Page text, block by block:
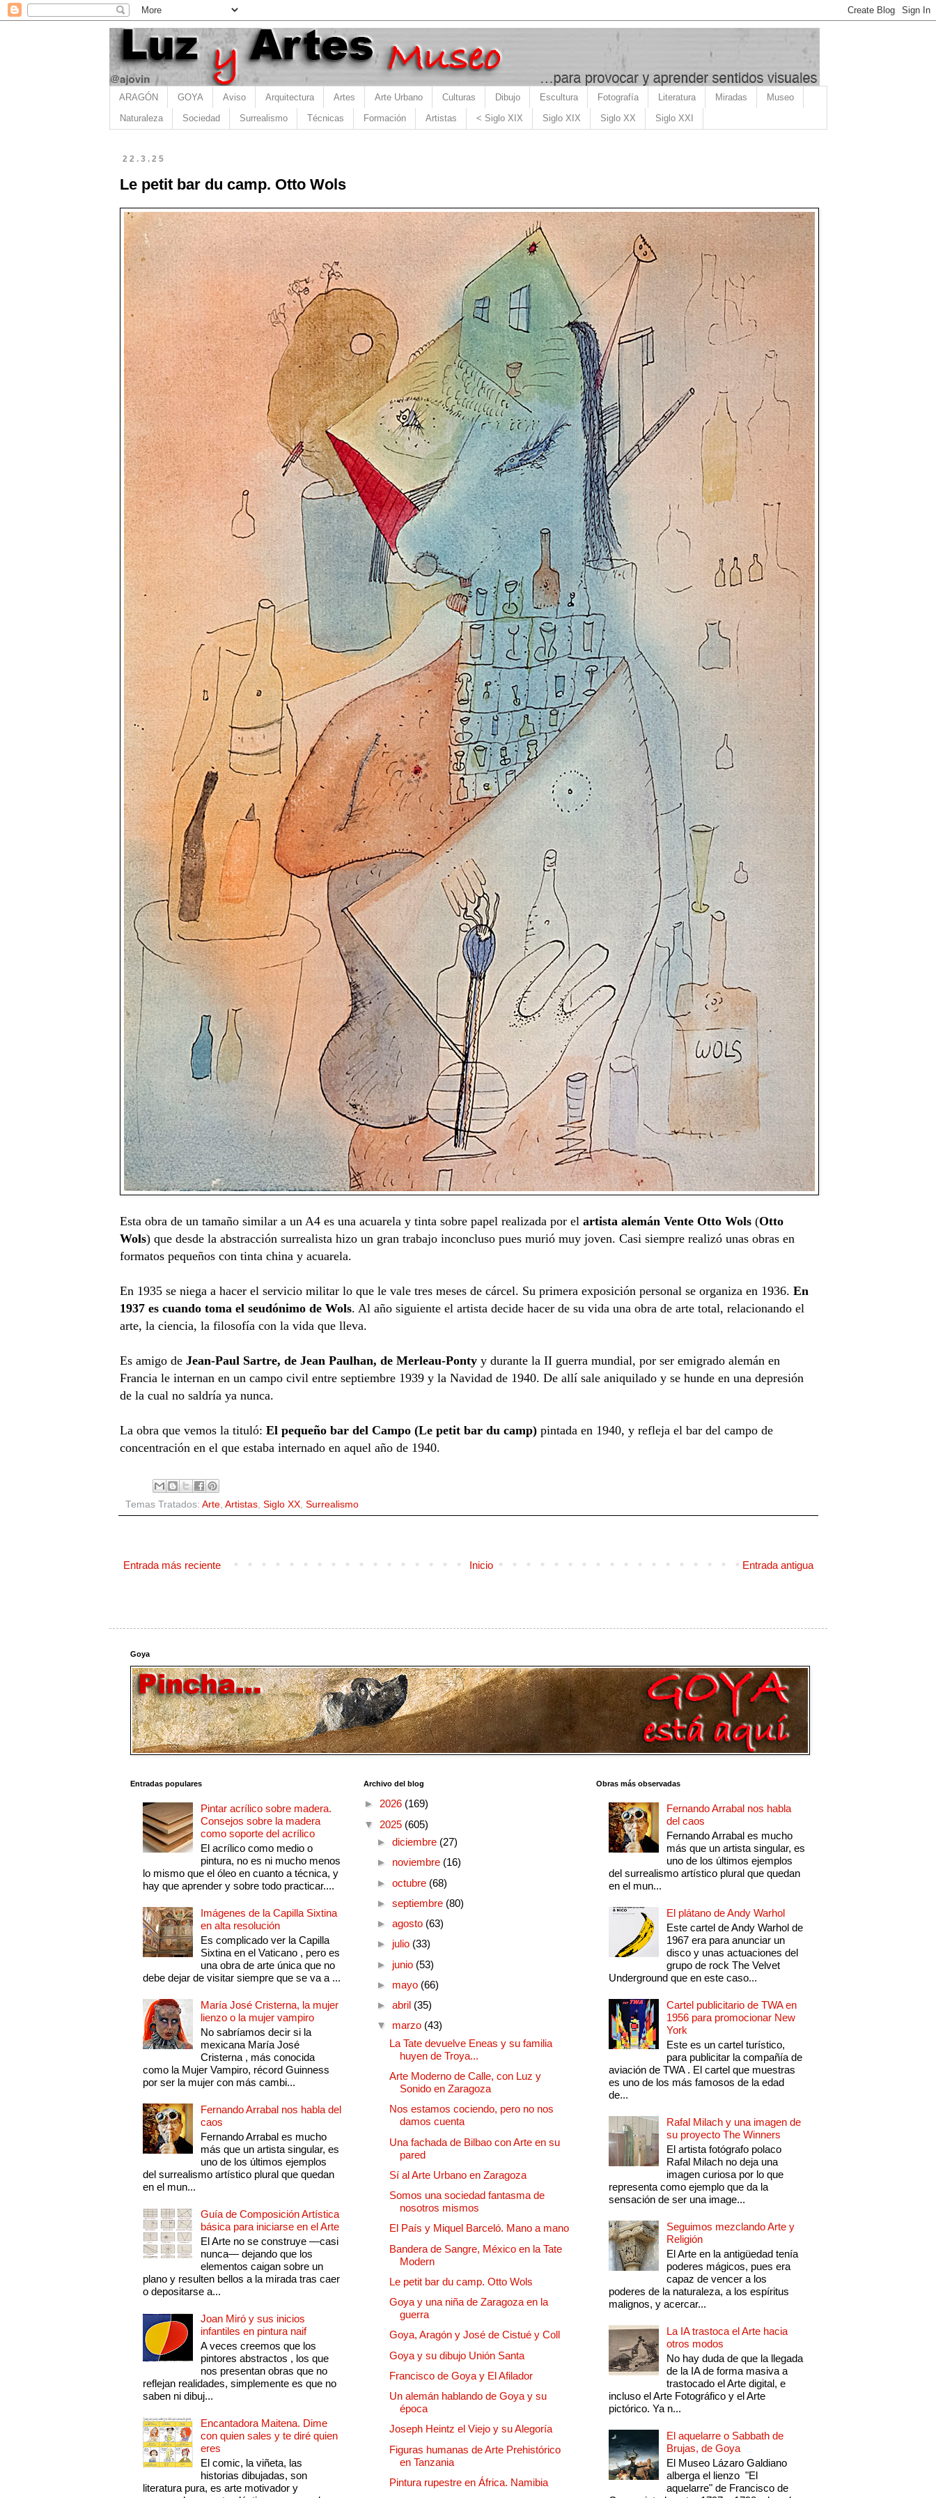
ARAGÓN GOYA Aviso Arquitectura Artes Arte Urbano Culturas Dibujo Escultura Fotografía Literatura Miradas Museo
Naturaleza Sociedad Surrealismo Técnicas Formación Artistas < Siglo XIX Siglo XIX Siglo XX Siglo XXI
22.3.25
Le petit bar du camp. Otto Wols
Esta obra de un tamaño similar a un A4 es una acuarela y tinta sobre papel realizada por el artista alemán Vente Otto Wols(Otto
Wols) que desde la abstracción surrealista hizo un gran trabajo inconcluso pues murió muy joven. Casi siempre realizó unas obras en
formatos pequeños con tinta china y acuarela.
En 1935 se niega a hacer el servicio militar lo que le vale tres meses de cárcel. Su primera exposición personal se organiza en 1936. En
1937 es cuando toma el seudónimo de Wols. Al año siguiente el artista decide hacer de su vida una obra de arte total, relacionando el
arte, la ciencia, la filosofía con la vida que lleva.
Es amigo de Jean-Paul Sartre, de Jean Paulhan, de Merleau-Pontyy durante la II guerra mundial, por ser emigrado alemán en
Francia le internan en un campo civil entre septiembre 1939 y la Navidad de 1940. De allí sale aniquilado y se hunde en una depresión
de la cual no saldría ya nunca.
La obra que vemos la tituló: El pequeño bar del Campo (Le petit bar du camp)pintada en 1940, y refleja el bar del campo de
concentración en el que estaba internado en aquel año de 1940.
Temas Tratados: Arte, Artistas, Siglo XX, Surrealismo
Entrada más reciente Entrada antigua
Inicio
Goya
Entradas populares
Pintar acrílico sobre madera.
Consejos sobre la madera
como soporte del acrílico
El acrílico como medio o
pintura, no es ni mucho menos
lo mismo que el óleo en cuanto a técnica, y
hay que aprender y sobre todo practicar....
Imágenes de la Capilla Sixtina
en alta resolución
Es complicado ver la Capilla
Sixtina en el Vaticano , pero es
una obra de arte única que no
debe dejar de visitar siempre que se va a ...
María José Cristerna, la mujer
lienzo o la mujer vampiro
No sabríamos decir si la
mexicana María José
Cristerna , más conocida
como la Mujer Vampiro, récord Guinness
por ser la mujer con más cambi...
Fernando Arrabal nos habla del
caos
Fernando Arrabal es mucho
más que un artista singular, es
uno de los últimos ejemplos
del surrealismo artístico plural que quedan
en el mun...
Guía de Composición Artística
básica para iniciarse en el Arte
El Arte no se construye —casi
nunca— dejando que los
elementos caigan sobre un
plano y resulten bellos a la mirada tras caer
o depositarse a...
Joan Miró y sus inicios
infantiles en pintura naif
A veces creemos que los
pintores abstractos , los que
nos presentan obras que no
reflejan realidades, simplemente es que no
saben ni dibuj...
Encantadora Maitena. Dime
con quien sales y te diré quien
eres
El comic, la viñeta, las
historias dibujadas, son
literatura pura, es arte motivador y
Archivo del blog
► 2026 (169)
▼ 2025 (605)
► diciembre (27)
► noviembre (16)
► octubre (68)
► septiembre (80)
► agosto (63)
► julio (33)
► junio (53)
► mayo (66)
► abril (35)
▼ marzo (43)
La Tate devuelve Eneas y su familia
huyen de Troya...
Arte Moderno de Calle, con Luz y
Sonido en Zaragoza
Nos estamos cociendo, pero no nos
damos cuenta
Una fachada de Bilbao con Arte en su
pared
Sí al Arte Urbano en Zaragoza
Somos una sociedad fantasma de
nosotros mismos
El País y Miquel Barceló. Mano a mano
Bandera de Sangre, México en la Tate
Modern
Le petit bar du camp. Otto Wols
Goya y una niña de Zaragoza en la
guerra
Goya, Aragón y José de Cistué y Coll
Goya y su dibujo Unión Santa
Francisco de Goya y El Afilador
Un alemán hablando de Goya y su
época
Joseph Heintz el Viejo y su Alegoría
Figuras humanas de Arte Prehistórico
en Tanzania
Pintura rupestre en África. Namibia
Obras más observadas
Fernando Arrabal nos habla
del caos
Fernando Arrabal es mucho
más que un artista singular, es
uno de los últimos ejemplos
del surrealismo artístico plural que quedan
en el mun...
El plátano de Andy Warhol
Este cartel de Andy Warhol de
1967 era para anunciar un
disco y unas actuaciones del
grupo de rock The Velvet
Underground que en este caso...
Cartel publicitario de TWA en
1956 para promocionar New
York
Este es un cartel turístico,
para publicitar la compañía de
aviación de TWA . El cartel que muestras
es uno de los más famosos de la edad
de...
Rafal Milach y una imagen de
su proyecto The Winners
El artista fotógrafo polaco
Rafal Milach no deja una
imagen curiosa por lo que
representa como ejemplo que da la
sensación de ser una image...
Seguimos mezclando Arte y
Religión
El Arte en la antigüedad tenía
poderes mágicos, pues era
capaz de vencer a los
poderes de la naturaleza, a los espíritus
malignos, y acercar...
La IA trastoca el Arte hacia
otros modos
No hay duda de que la llegada
de la IA de forma masiva a
trastocado el Arte digital, e
incluso el Arte Fotográfico y el Arte
pictórico. Ya n...
El aquelarre o Sabbath de
Brujas, de Goya
El Museo Lázaro Galdiano
alberga el lienzo "El
aquelarre" de Francisco de